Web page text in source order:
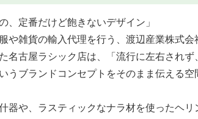
、定番だけど飽きないデザイン」
や雑貨の輸入代理を行う、渡辺産業株式
名古屋ラシック店は、「流行に左右され
うブランドコンセプトをそのまま伝える空
器や、ラスティックなナラ材を使ったヘ